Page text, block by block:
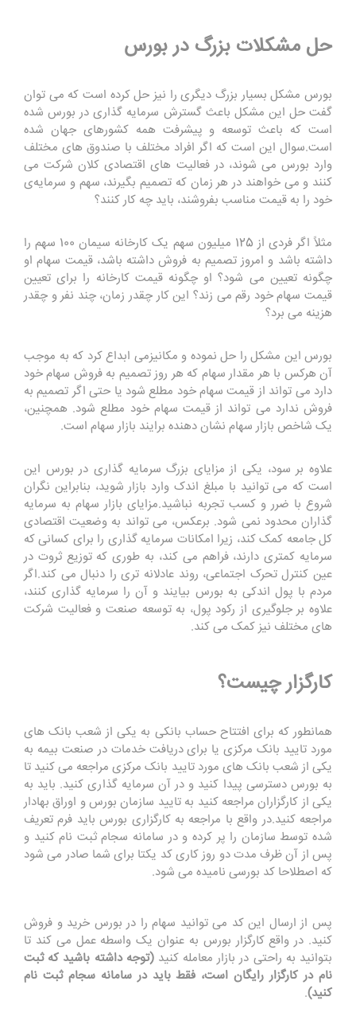
حل مشکلات بزرگ در بورس
بورس مشکل بسیار بزرگ دیگری را نیز حل کرده است که می توان
گفت حل این مشکل باعث گسترش سرمایه گذاری در بورس شده
است که باعث توسعه و پیشرفت همه کشورهای جهان شده
است.سوال این است که اگر افراد مختلف با صندوق های مختلف
وارد بورس می شوند، در فعالیت های اقتصادی کلان شرکت می
کنند و می خواهند در هر زمان که تصمیم بگیرند، سهم و سرمایه‌ی
خود را به قیمت مناسب بفروشند، باید چه کار کنند؟
مثلاً اگر فردی از 125 میلیون سهم یک کارخانه سیمان 100 سهم را
داشته باشد و امروز تصمیم به فروش داشته باشد، قیمت سهام او
چگونه تعیین می شود؟ او چگونه قیمت کارخانه را برای تعیین
قیمت سهام خود رقم می زند؟ این کار چقدر زمان، چند نفر و چقدر
هزینه می برد؟
بورس این مشکل را حل نموده و مکانیزمی ابداع کرد که به موجب
آن هرکس با هر مقدار سهام که هر روز تصمیم به فروش سهام خود
دارد می تواند از قیمت سهام خود مطلع شود یا حتی اگر تصمیم به
فروش ندارد می تواند از قیمت سهام خود مطلع شود. همچنین،
یک شاخص بازار سهام نشان دهنده برایند بازار سهام است.
علاوه بر سود، یکی از مزایای بزرگ سرمایه گذاری در بورس این
است که می توانید با مبلغ اندک وارد بازار شوید، بنابراین نگران
شروع با ضرر و کسب تجربه نباشید.مزایای بازار سهام به سرمایه
گذاران محدود نمی شود. برعکس، می تواند به وضعیت اقتصادی
کل جامعه کمک کند، زیرا امکانات سرمایه گذاری را برای کسانی که
سرمایه کمتری دارند، فراهم می کند، به طوری که توزیع ثروت در
عین کنترل تحرک اجتماعی، روند عادلانه تری را دنبال می کند.اگر
مردم با پول اندکی به بورس بیایند و آن را سرمایه گذاری کنند،
علاوه بر جلوگیری از رکود پول، به توسعه صنعت و فعالیت شرکت
های مختلف نیز کمک می کند.
کارگزار چیست؟
همانطور که برای افتتاح حساب بانکی به یکی از شعب بانک های
مورد تایید بانک مرکزی یا برای دریافت خدمات در صنعت بیمه به
یکی از شعب بانک های مورد تایید بانک مرکزی مراجعه می کنید تا
به بورس دسترسی پیدا کنید و در آن سرمایه گذاری کنید. باید به
یکی از کارگزاران مراجعه کنید به تایید سازمان بورس و اوراق بهادار
مراجعه کنید.در واقع با مراجعه به کارگزاری بورس باید فرم تعریف
شده توسط سازمان را پر کرده و در سامانه سجام ثبت نام کنید و
پس از آن ظرف مدت دو روز کاری کد یکتا برای شما صادر می شود
که اصطلاحا کد بورسی نامیده می شود.
پس از ارسال این کد می توانید سهام را در بورس خرید و فروش
کنید. در واقع کارگزار بورس به عنوان یک واسطه عمل می کند تا
بتوانید به راحتی در بازار معامله کنید (توجه داشته باشید که ثبت
نام در کارگزار رایگان است، فقط باید در سامانه سجام ثبت نام
کنید).